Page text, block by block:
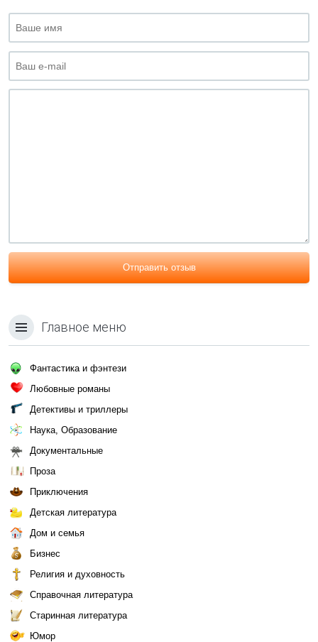
Отправить отзыв
Главное меню
Фантастика и фэнтези
Любовные романы
Детективы и триллеры
Наука, Образование
Документальные
Проза
Приключения
Детская литература
Дом и семья
Бизнес
Религия и духовность
Справочная литература
Старинная литература
Юмор